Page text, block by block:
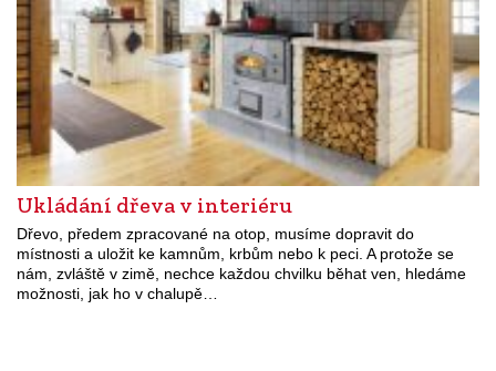
Ukládání dřeva v interiéru
Dřevo, předem zpracované na otop, musíme dopravit do
místnosti a uložit ke kamnům, krbům nebo k peci. A protože se
nám, zvláště v zimě, nechce každou chvilku běhat ven, hledáme
možnosti, jak ho v chalupě…